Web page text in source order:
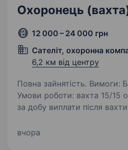
Охоронець
12 000 – 24 000 грн
Сателіт, охоронна
6,2 км від центру
Повна зайнятість. Вимоги: Бажання працювати
Умови роботи: вахта 15/15
за добу виплати після
на КПП контроль в'їзду та
вчора